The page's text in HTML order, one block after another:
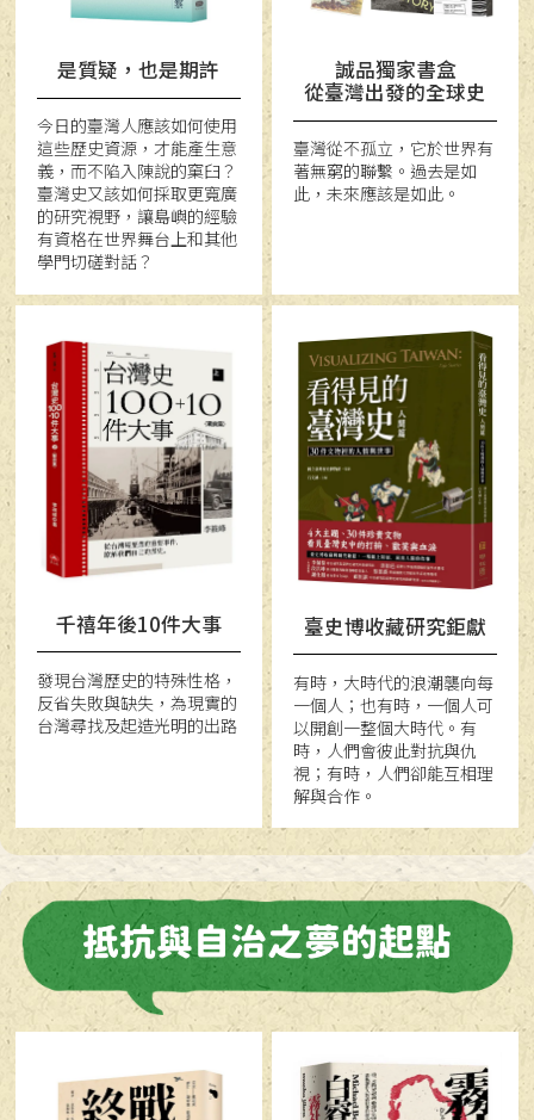
是質疑，也是期許
今日的臺灣人應該如何使用
這些歷史資源，才能產生意
義，而不陷入陳說的窠臼？
臺灣史又該如何採取更寬廣
的研究視野，讓島嶼的經驗
有資格在世界舞台上和其他
學門切磋對話？
誠品獨家書盒
從臺灣出發的全球史
臺灣從不孤立，它於世界有
著無窮的聯繫。過去是如
此，未來應該是如此。
千禧年後10件大事
發現台灣歷史的特殊性格，
反省失敗與缺失，為現實的
台灣尋找及起造光明的出路
臺史博收藏研究鉅獻
有時，大時代的浪潮襲向每
一個人；也有時，一個人可
以開創一整個大時代。有
時，人們會彼此對抗與仇
視；有時，人們卻能互相理
解與合作。
抵抗與自治之夢的起點